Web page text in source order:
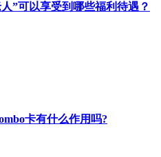
”可以享受到哪些福利待遇？
卡有什么作用吗?